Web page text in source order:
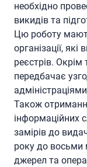
необхідно
викидів та
Цю роботу
організації,
реєстрів. Окрім
передбачає
Також
інформаційних
замірів до
року до восьми
джерел та